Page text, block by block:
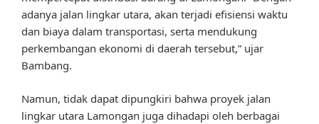
adanya jalan lingkar utara, akan terjadi efisiensi waktu
dan biaya dalam transportasi, serta mendukung
perkembangan ekonomi di daerah tersebut,” ujar
Bambang.
Namun, tidak dapat dipungkiri bahwa proyek jalan
lingkar utara Lamongan juga dihadapi oleh berbagai